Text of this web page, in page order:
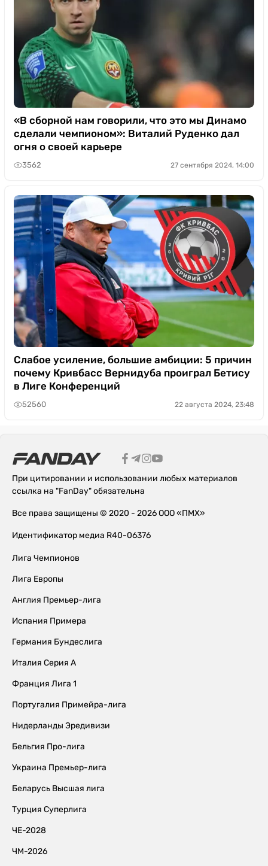
«В сборной нам говорили, что это мы Динамо
сделали чемпионом»: Виталий Руденко дал
огня о своей карьере
3562 27 сентября 2024, 14:00
Слабое усиление, большие амбиции: 5 причин
почему Кривбасс Вернидуба проиграл Бетису
в Лиге Конференций
52560 22 августа 2024, 23:48
При цитировании и использовании любых материалов
ссылка на "FanDay" обязательна
Все права защищены © 2020 - 2026 ООО «ПМХ»
Идентификатор медиа R40-06376
Лига Чемпионов
Лига Европы
Англия Премьер-лига
Испания Примера
Германия Бундеслига
Италия Серия А
Франция Лига 1
Португалия Примейра-лига
Нидерланды Эредивизи
Бельгия Про-лига
Украина Премьер-лига
Беларусь Высшая лига
Турция Суперлига
ЧЕ-2028
ЧМ-2026